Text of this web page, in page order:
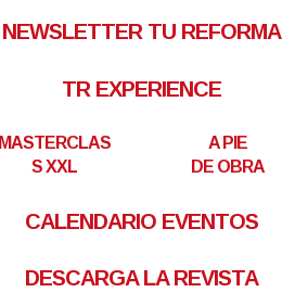
NEWSLETTER TU REFORMA
TR EXPERIENCE
MASTERCLAS
S XXL
A PIE
DE OBRA
CALENDARIO EVENTOS
DESCARGA LA REVISTA